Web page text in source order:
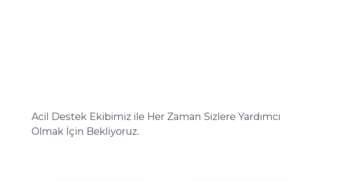
Acil Destek Ekibimiz ile Her Zaman Sizlere Yardımcı
Olmak İçin Bekliyoruz.